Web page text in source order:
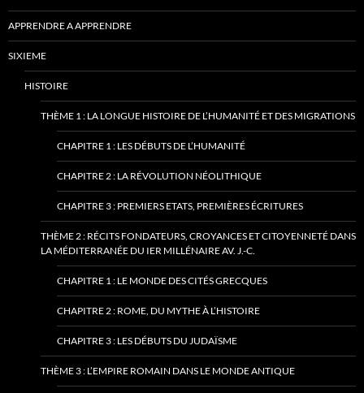
APPRENDRE A APPRENDRE
SIXIEME
HISTOIRE
THÈME 1 : LA LONGUE HISTOIRE DE L’HUMANITÉ ET DES MIGRATIONS
CHAPITRE 1 : LES DÉBUTS DE L’HUMANITÉ
CHAPITRE 2 : LA RÉVOLUTION NÉOLITHIQUE
CHAPITRE 3 : PREMIERS ETATS, PREMIÈRES ÉCRITURES
THÈME 2 : RÉCITS FONDATEURS, CROYANCES ET CITOYENNETÉ DANS
LA MÉDITERRANÉE DU IER MILLÉNAIRE AV. J.-C.
CHAPITRE 1 : LE MONDE DES CITÉS GRECQUES
CHAPITRE 2 : ROME, DU MYTHE À L’HISTOIRE
CHAPITRE 3 : LES DÉBUTS DU JUDAÏSME
THÈME 3 : L’EMPIRE ROMAIN DANS LE MONDE ANTIQUE